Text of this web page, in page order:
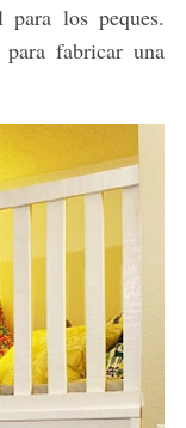
los peques.
para fabricar una